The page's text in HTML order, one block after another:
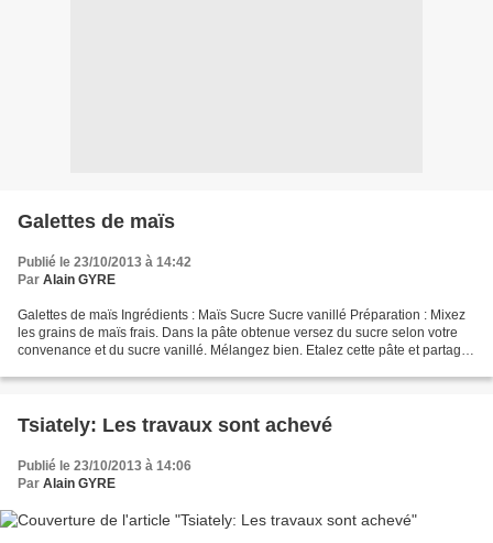
Galettes de maïs
Publié le 23/10/2013 à 14:42
Par Alain GYRE
Galettes de maïs Ingrédients : Maïs Sucre Sucre vanillé Préparation : Mixez
les grains de maïs frais. Dans la pâte obtenue versez du sucre selon votre
convenance et du sucre vanillé. Mélangez bien. Etalez cette pâte et partagez
Tsiately: Les travaux sont achevé
Publié le 23/10/2013 à 14:06
Par Alain GYRE